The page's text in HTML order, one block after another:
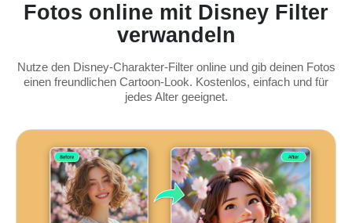
Fotos online mit Disney Filter
verwandeln
Nutze den Disney-Charakter-Filter online und gib deinen Fotos
einen freundlichen Cartoon-Look. Kostenlos, einfach und für
jedes Alter geeignet.